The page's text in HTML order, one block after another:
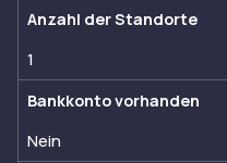
Anzahl der Standorte
1
Bankkonto vorhanden
Nein